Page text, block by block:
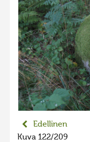
Hiisien
2024 kuvakilpailu
Liikkuvat kuvat
Hiisien
2023 kuvakilpailu
Liikkuvat kuvat
Hiite kuvavõistlus
Edellinen
Kuva 122/209